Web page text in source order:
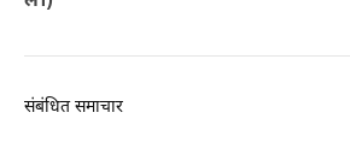
संबंधित समाचार